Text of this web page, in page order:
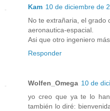
Kam 10 de diciembre de
No te extrañaria, el grado
aeronautica-espacial.
Asi que otro ingeniero
Responder
Wolfen_Omega 10 de
yo creo que ya te lo
también lo diré: